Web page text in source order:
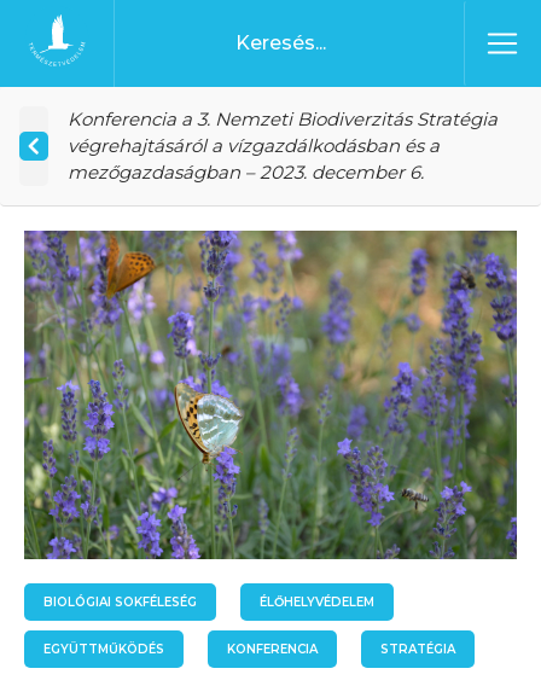
Ugrás a tartalomhoz
Főoldal
Konferencia a 3. Nemzeti Biodiverzitás Stratégia
végrehajtásáról a vízgazdálkodásban és a
mezőgazdaságban – 2023. december 6.
BIOLÓGIAI SOKFÉLESÉG ÉLŐHELYVÉDELEM
EGYÜTTMŰKÖDÉS KONFERENCIA STRATÉGIA